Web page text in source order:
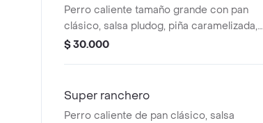
Perro caliente tamaño grande con pan
clásico, salsa pludog, piña caramelizada,
mostaza, salsa de tomate, salsa rosada,
$ 30.000
Super ranchero
Perro caliente de pan clásico, salsa